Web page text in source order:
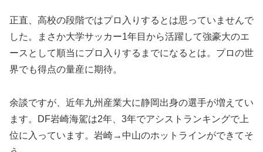
正直、高校の段階ではプロ入りするとは思っていませんで
した。まさか大学サッカー1年目から活躍して強豪大のエ
ースとして順当にプロ入りするまでになるとは。プロの世
界でも得点の量産に期待。
余談ですが、近年九州産業大に静岡出身の選手が増えてい
ます。DF岩崎海駕は2年、3年でアシストランキングで上
位に入っています。岩崎→中山のホットラインができてそ